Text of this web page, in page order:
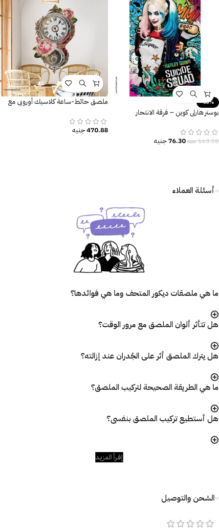
-53%
بوستر هارلي كوين – فرقة الانتحار
ملون.
163.50جنيه76.30جنيه
ملصق حائط-ساعة كلاسيك أوروبي مع
470.88جنيه
أسئلة العملاء
ما هي ملصقات ديكور المتحف وما هي فوائدها؟
هل تتأثر ألوان الملصق مع مرور الوقت؟
هل يترك الملصق أثر على الجُدران عند إزالته؟
ما هي الطريقة الصحيحة لتركيب الملصق؟
هل أستطيع تركيب الملصق بنفسى؟
إقـرأ المزيـد
الشحن والتوصيل